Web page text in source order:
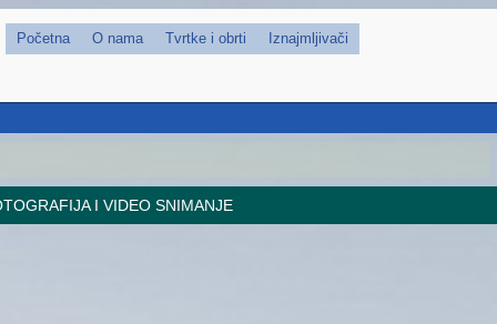
Početna O nama Tvrtke i obrti Iznajmljivači
I VIDEO SNIMANJE